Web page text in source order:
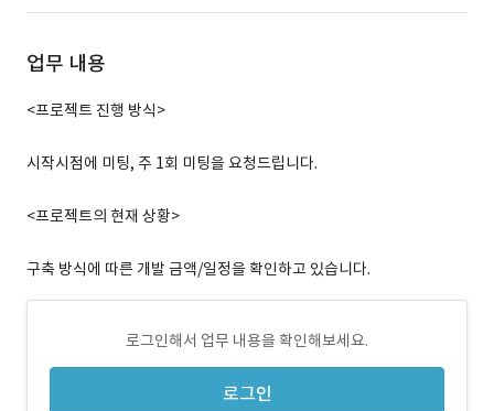
업무 내용
<프로젝트 진행 방식>
시작시점에 미팅, 주 1회 미팅을 요청드립니다.
<프로젝트의 현재 상황>
구축 방식에 따른 개발 금액/일정을 확인하고 있습니다.
로그인해서 업무 내용을 확인해보세요.
로그인